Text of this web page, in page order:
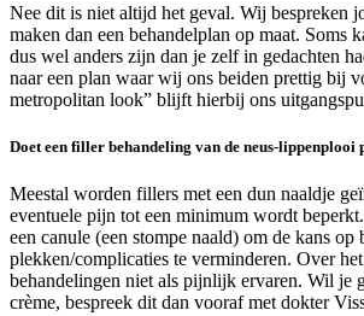
Nee dit is niet altijd het geval. Wij bespreken
maken dan een behandelplan op maat. Soms
dus wel anders zijn dan je zelf in gedachten
naar een plan waar wij ons beiden prettig bij
metropolitan look” blijft hierbij ons
Doet een filler behandeling van de neus-lippenplooi
Meestal worden fillers met een dun naaldje
eventuele pijn tot een minimum wordt
een canule (een stompe naald) om de kans op
plekken/complicaties te verminderen. Over
behandelingen niet als pijnlijk ervaren. Wil je
crème, bespreek dit dan vooraf met dokter